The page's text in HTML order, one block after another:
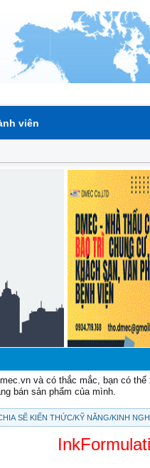
và có thắc mắc, bạn có
bán sản phẩm của mình.
SẼ KIẾN THỨC/KỸ NĂNG/KINH
viên